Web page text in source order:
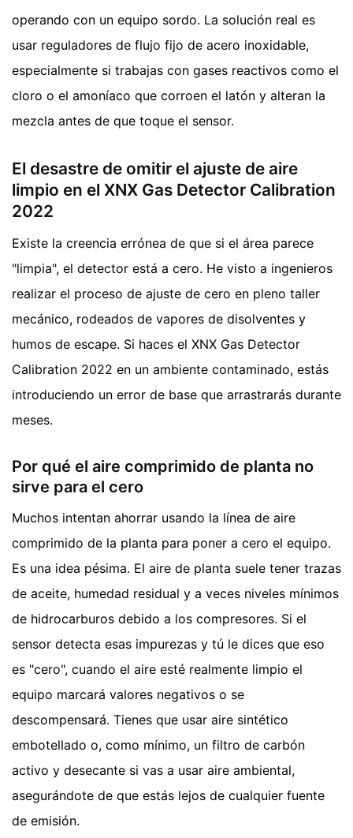
operando con un equipo sordo. La solución real es
usar reguladores de flujo fijo de acero inoxidable,
especialmente si trabajas con gases reactivos como el
cloro o el amoníaco que corroen el latón y alteran la
mezcla antes de que toque el sensor.
El desastre de omitir el ajuste de aire
limpio en el XNX Gas Detector Calibration
2022
Existe la creencia errónea de que si el área parece
"limpia", el detector está a cero. He visto a ingenieros
realizar el proceso de ajuste de cero en pleno taller
mecánico, rodeados de vapores de disolventes y
humos de escape. Si haces el XNX Gas Detector
Calibration 2022 en un ambiente contaminado, estás
introduciendo un error de base que arrastrarás durante
meses.
Por qué el aire comprimido de planta no
sirve para el cero
Muchos intentan ahorrar usando la línea de aire
comprimido de la planta para poner a cero el equipo.
Es una idea pésima. El aire de planta suele tener trazas
de aceite, humedad residual y a veces niveles mínimos
de hidrocarburos debido a los compresores. Si el
sensor detecta esas impurezas y tú le dices que eso
es "cero", cuando el aire esté realmente limpio el
equipo marcará valores negativos o se
descompensará. Tienes que usar aire sintético
embotellado o, como mínimo, un filtro de carbón
activo y desecante si vas a usar aire ambiental,
asegurándote de que estás lejos de cualquier fuente
de emisión.